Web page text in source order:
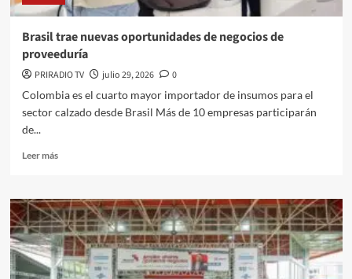
crecimiento
Brasil trae nuevas oportunidades de negocios de
proveeduría
PRIRADIO TV julio 29, 2026
0
Colombia es el cuarto mayor importador de insumos para el
sector calzado desde Brasil Más de 10 empresas participarán
de...
Leer másLeer
Brasil
trae
nuevas
oportunidades
de
negocios